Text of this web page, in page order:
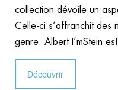
collection dévoile un
Celle-ci s’affranchit des
genre. Albert I’mStein
Découvrir